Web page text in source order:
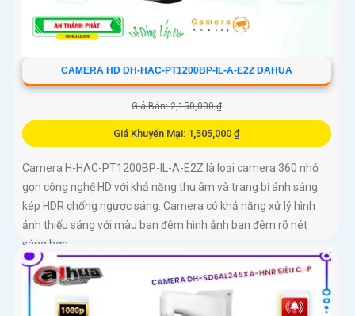
CAMERA HD DH-HAC-PT1200BP-IL-A-E2Z DAHUA
Giá Bán: 2,150,000 ₫
Giá Khuyến Mại: 1,505,000 ₫
Camera H-HAC-PT1200BP-IL-A-E2Z là loại camera 360 nhỏ
gọn công nghệ HD với khả năng thu âm và trang bị ánh sáng
kép HDR chống ngược sáng. Camera có khả năng xử lý hình
ảnh thiếu sáng với màu ban đêm hình ảnh ban đêm rõ nét
sáng hơn